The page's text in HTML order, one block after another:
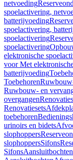
netvoeding
spoelactivering,
batterijvoeding
spoelactivering,
spoelactivering
spoelactivering
elektronische
voor Met
batterijvoeding
Toebehoren
Ruwbouw- en
overgangen
Renovatiesets
toebehoren
urinoirs en bidets
slophoppers
slophoppersSifons
SifonsAansluitbochten